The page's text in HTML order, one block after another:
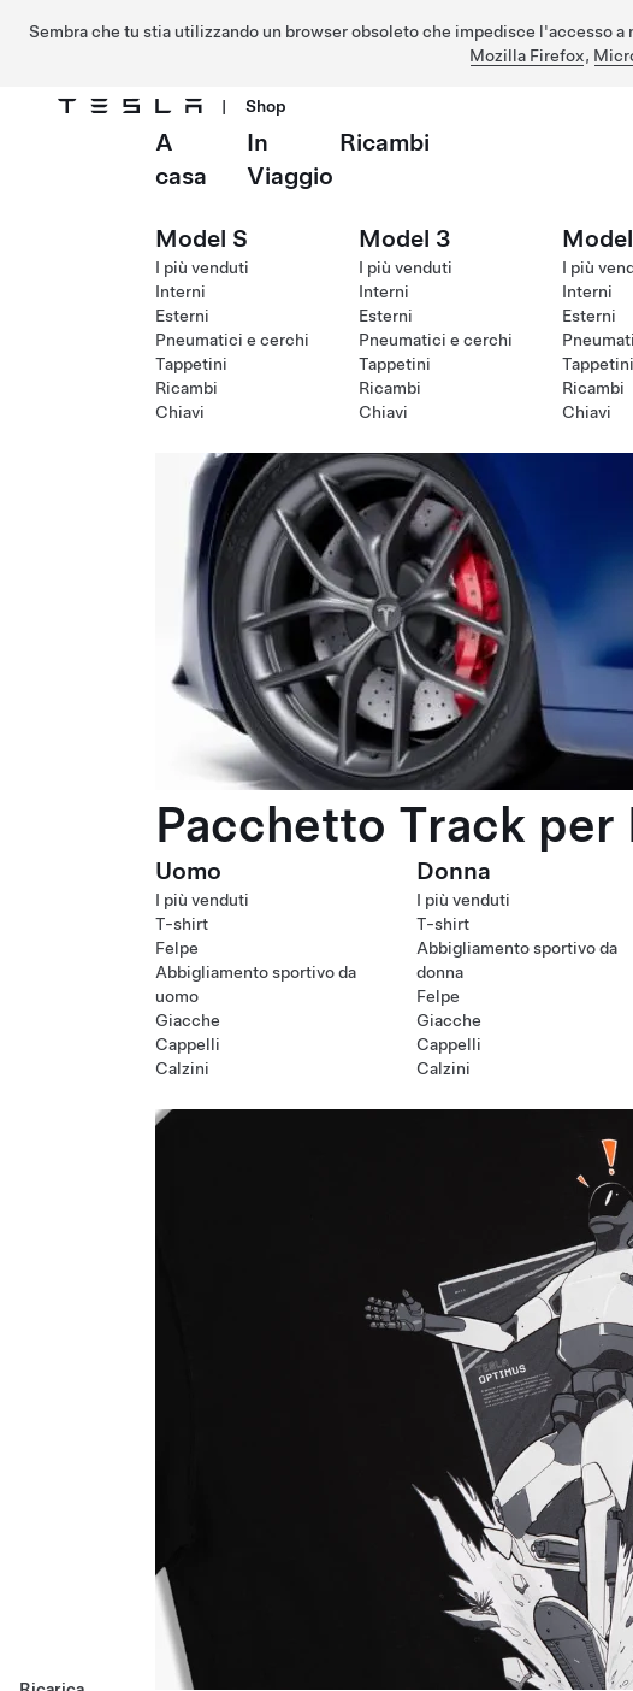
Sembra che tu stia utilizzando un browser obsoleto che impedisce l'accesso
Mozilla Firefox,
Passa al contenuto principale
| Shop
A
casa
In
Viaggio
Ricambi
Model S
I più venduti
Interni
Esterni
Pneumatici e cerchi
Tappetini
Ricambi
Chiavi
Model 3
I più venduti
Interni
Esterni
Pneumatici e cerchi
Tappetini
Ricambi
Chiavi
I più
Interni
Esterni
Tappetini
Ricambi
Chiavi
Pacchetto Track per
Uomo
I più venduti
T-shirt
Felpe
Abbigliamento sportivo da
uomo
Giacche
Cappelli
Calzini
Donna
I più venduti
T-shirt
Abbigliamento sportivo da
donna
Felpe
Giacche
Cappelli
Calzini